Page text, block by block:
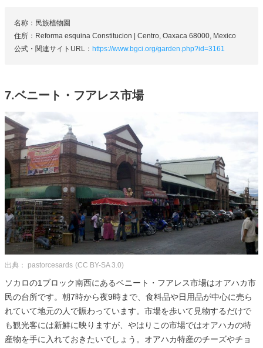
名称：民族植物園
住所：Reforma esquina Constitucion | Centro, Oaxaca 68000, Mexico
公式・関連サイトURL： https://www.bgci.org/garden.php?id=3161
7.ベニート・フアレス市場
出典： pastorcesards (CC BY-SA 3.0)
ソカロの1ブロック南西にあるベニート・フアレス市場はオアハカ市
民の台所です。朝7時から夜9時まで、食料品や日用品が中心に売ら
れていて地元の人で賑わっています。市場を歩いて見物するだけで
も観光客には新鮮に映りますが、やはりこの市場ではオアハカの特
産物を手に入れておきたいでしょう。オアハカ特産のチーズやチョ